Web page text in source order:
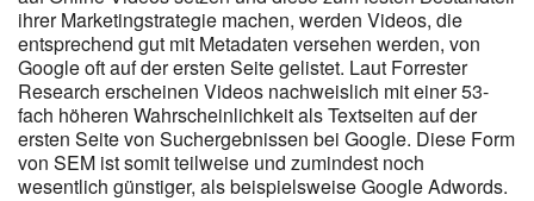
ihrer Marketingstrategie machen, werden Videos, die
entsprechend gut mit Metadaten versehen werden, von
Google oft auf der ersten Seite gelistet. Laut Forrester
Research erscheinen Videos nachweislich mit einer 53-
fach höheren Wahrscheinlichkeit als Textseiten auf der
ersten Seite von Suchergebnissen bei Google. Diese Form
von SEM ist somit teilweise und zumindest noch
wesentlich günstiger, als beispielsweise Google Adwords.